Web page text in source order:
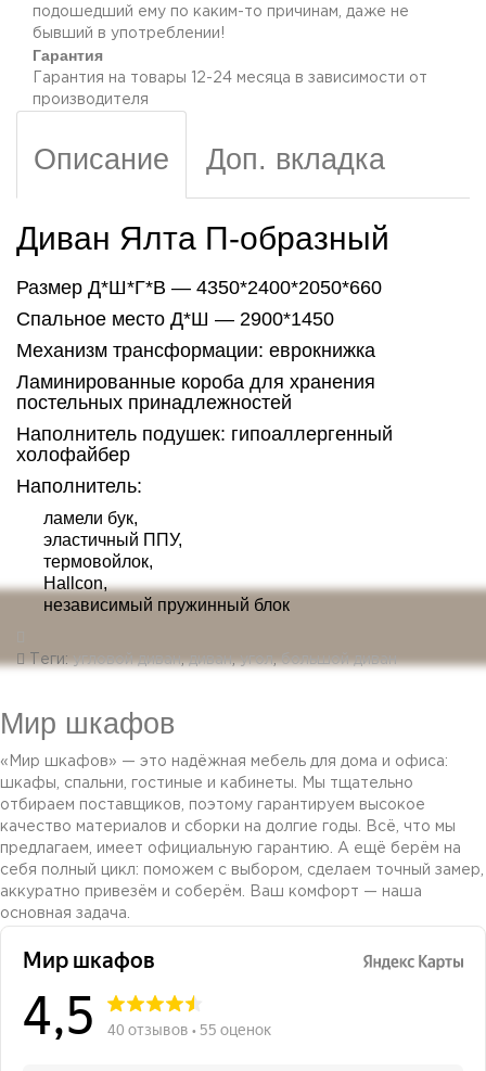
подошедший eмy по каким-то причинам, даже не
бывший в употреблении!
Гарантия
Гарантия на товары 12-24 месяца в зависимости от
производителя
Описание Доп. вкладка
Диван Ялта П-образный
Размер Д*Ш*Г*В — 4350*2400*2050*660
Спальное место Д*Ш — 2900*1450
Механизм трансформации: еврокнижка
Ламинированные короба для хранения
постельных принадлежностей
Наполнитель подушек: гипоаллергенный
холофайбер
Наполнитель:
ламели бук,
эластичный ППУ,
термовойлок,
Hallcon,
независимый пружинный блок
Теги:угловой диван,диван,угол,большой диван
Мир шкафов
«Мир шкафов» — это надёжная мебель для дома и офиса:
шкафы, спальни, гостиные и кабинеты. Мы тщательно
отбираем поставщиков, поэтому гарантируем высокое
качество материалов и сборки на долгие годы. Всё, что мы
предлагаем, имеет официальную гарантию. А ещё берём на
себя полный цикл: поможем с выбором, сделаем точный замер,
аккуратно привезём и соберём. Ваш комфорт — наша
основная задача.